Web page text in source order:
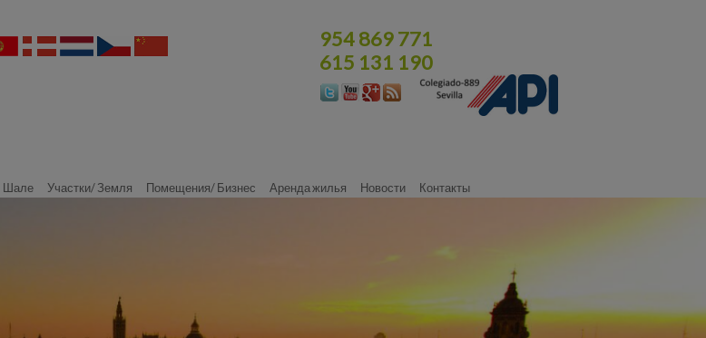
954 869 771
615 131 190
Шале Участки/ Земля Помещения/ Бизнес Аренда жилья Новости Контакты